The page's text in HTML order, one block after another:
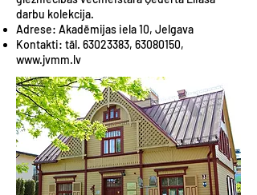
darbu kolekcija.
Adrese: Akadēmijas iela 10, Jelgava
Kontakti: tāl. 63023383, 63080150,
www.jvmm.lv